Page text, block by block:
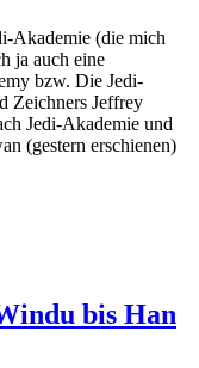
Akademie (die mich
ja auch eine
bzw. Die Jedi-
Zeichners Jeffrey
Jedi-Akademie und
(gestern erschienen)
bis Han